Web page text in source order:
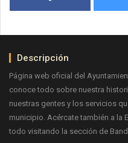
Descripción
Página web oficial del
conoce todo sobre nuestra
nuestras gentes y los servicios
municipio. Acércate también a la
todo visitando la sección de